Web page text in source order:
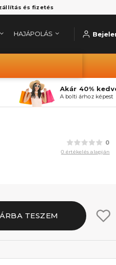
és fizetés
HAJÁPOLÁS
Akár 40%
A bolti árhoz képest
0
0 értékelés alapján
TESZEM